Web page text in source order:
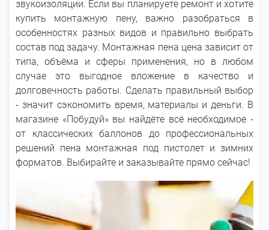
звукоизоляции. Если вы планируете ремонт и хотите
купить монтажную пену, важно разобраться в
особенностях разных видов и правильно выбрать
состав под задачу. Монтажная пена цена зависит от
типа, объёма и сферы применения, но в любом
случае это выгодное вложение в качество и
долговечность работы. Сделать правильный выбор
- значит сэкономить время, материалы и деньги. В
магазине «Побудуй» вы найдёте всё необходимое -
от классических баллонов до профессиональных
решений пена монтажная под пистолет и зимних
форматов. Выбирайте и заказывайте прямо сейчас!